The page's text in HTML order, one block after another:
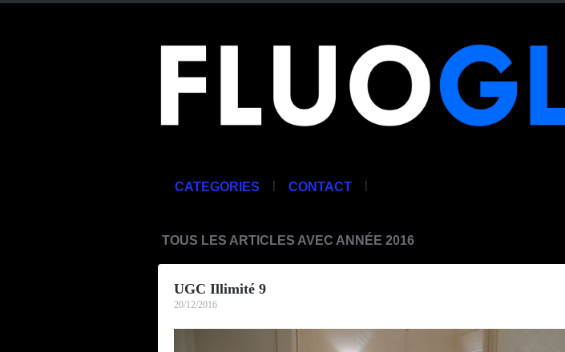
CATEGORIES | CONTACT |
TOUS LES ARTICLES AVEC ANNÉE 2016
UGC Illimité 9
20/12/2016